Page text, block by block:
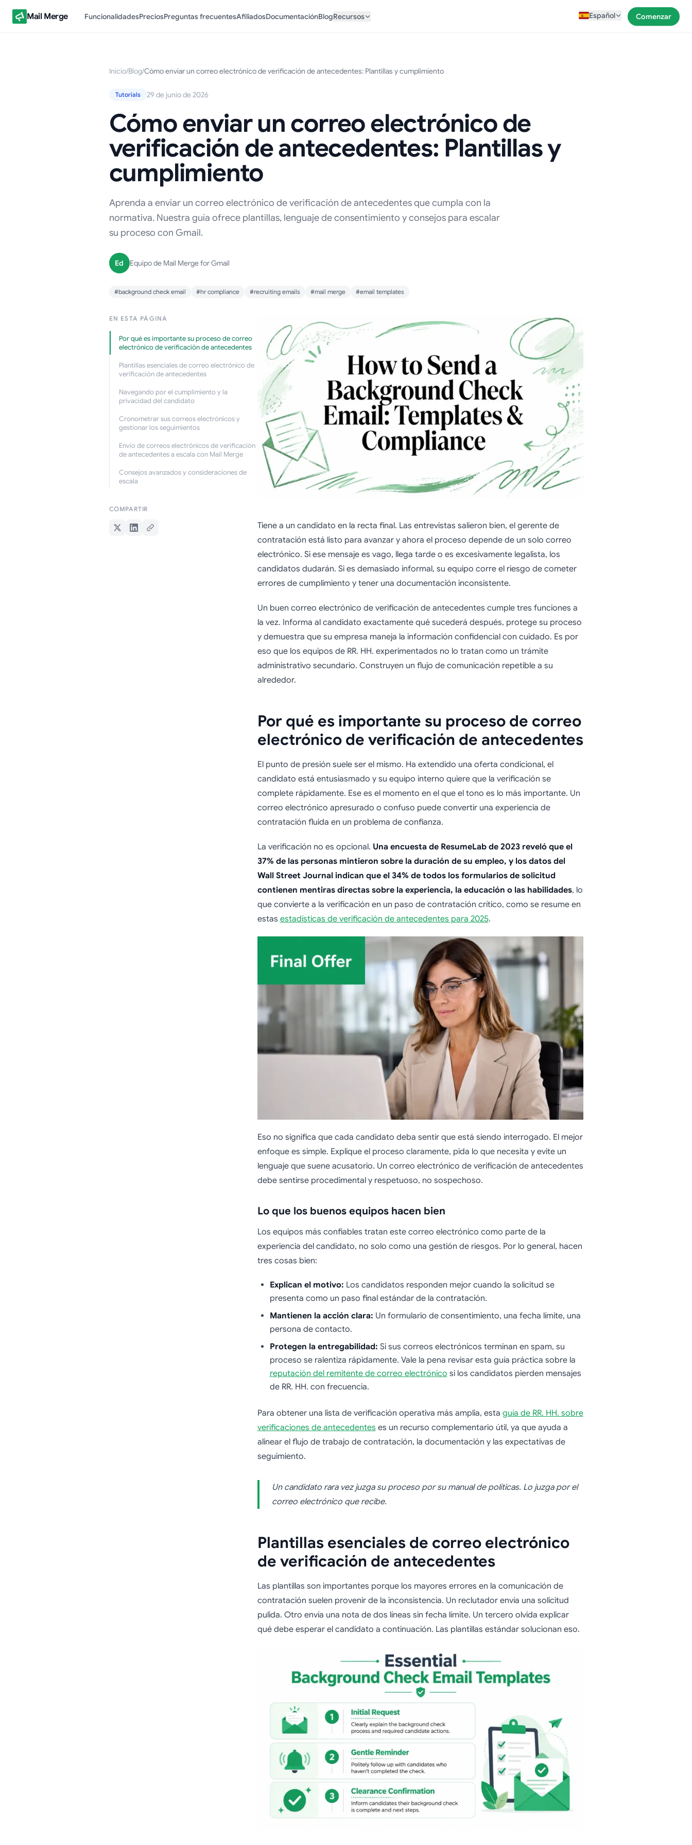
Mail Merge FuncionalidadesPreciosPreguntas frecuentesAfiliadosDocumentaciónBlogRecursos Español Comenzar
Inicio/Blog/Cómo enviar un correo electrónico de verificación de antecedentes: Plantillas y cumplimiento
Tutorials 29 de junio de 2026
Cómo enviar un correo electrónico de
verificación de antecedentes: Plantillas y
cumplimiento
Aprenda a enviar un correo electrónico de verificación de antecedentes que cumpla con la
normativa. Nuestra guía ofrece plantillas, lenguaje de consentimiento y consejos para escalar
su proceso con Gmail.
Ed Equipo de Mail Merge for Gmail
#background check email #hr compliance #recruiting emails #mail merge #email templates
EN ESTA PÁGINA
Por qué es importante su proceso de correo
electrónico de verificación de antecedentes
Plantillas esenciales de correo electrónico de
verificación de antecedentes
Navegando por el cumplimiento y la
privacidad del candidato
Cronometrar sus correos electrónicos y
gestionar los seguimientos
Envío de correos electrónicos de verificación
de antecedentes a escala con Mail Merge
Consejos avanzados y consideraciones de
escala
COMPARTIR
Tiene a un candidato en la recta final. Las entrevistas salieron bien, el gerente de
contratación está listo para avanzar y ahora el proceso depende de un solo correo
electrónico. Si ese mensaje es vago, llega tarde o es excesivamente legalista, los
candidatos dudarán. Si es demasiado informal, su equipo corre el riesgo de cometer
errores de cumplimiento y tener una documentación inconsistente.
Un buen correo electrónico de verificación de antecedentes cumple tres funciones a
la vez. Informa al candidato exactamente qué sucederá después, protege su proceso
y demuestra que su empresa maneja la información confidencial con cuidado. Es por
eso que los equipos de RR. HH. experimentados no lo tratan como un trámite
administrativo secundario. Construyen un flujo de comunicación repetible a su
alrededor.
Por qué es importante su proceso de correo
electrónico de verificación de antecedentes
El punto de presión suele ser el mismo. Ha extendido una oferta condicional, el
candidato está entusiasmado y su equipo interno quiere que la verificación se
complete rápidamente. Ese es el momento en el que el tono es lo más importante. Un
correo electrónico apresurado o confuso puede convertir una experiencia de
contratación fluida en un problema de confianza.
La verificación no es opcional. Una encuesta de ResumeLab de 2023 reveló que el
37% de las personas mintieron sobre la duración de su empleo, y los datos del
Wall Street Journal indican que el 34% de todos los formularios de solicitud
contienen mentiras directas sobre la experiencia, la educación o las habilidades, lo
que convierte a la verificación en un paso de contratación crítico, como se resume en
estas estadísticas de verificación de antecedentes para 2025.
Eso no significa que cada candidato deba sentir que está siendo interrogado. El mejor
enfoque es simple. Explique el proceso claramente, pida lo que necesita y evite un
lenguaje que suene acusatorio. Un correo electrónico de verificación de antecedentes
debe sentirse procedimental y respetuoso, no sospechoso.
Lo que los buenos equipos hacen bien
Los equipos más confiables tratan este correo electrónico como parte de la
experiencia del candidato, no solo como una gestión de riesgos. Por lo general, hacen
tres cosas bien:
Explican el motivo: Los candidatos responden mejor cuando la solicitud se
presenta como un paso final estándar de la contratación.
Mantienen la acción clara: Un formulario de consentimiento, una fecha límite, una
persona de contacto.
Protegen la entregabilidad: Si sus correos electrónicos terminan en spam, su
proceso se ralentiza rápidamente. Vale la pena revisar esta guía práctica sobre la
reputación del remitente de correo electrónico si los candidatos pierden mensajes
de RR. HH. con frecuencia.
Para obtener una lista de verificación operativa más amplia, esta guía de RR. HH. sobre
verificaciones de antecedentes es un recurso complementario útil, ya que ayuda a
alinear el flujo de trabajo de contratación, la documentación y las expectativas de
seguimiento.
Un candidato rara vez juzga su proceso por su manual de políticas. Lo juzga por el
correo electrónico que recibe.
Plantillas esenciales de correo electrónico
de verificación de antecedentes
Las plantillas son importantes porque los mayores errores en la comunicación de
contratación suelen provenir de la inconsistencia. Un reclutador envía una solicitud
pulida. Otro envía una nota de dos líneas sin fecha límite. Un tercero olvida explicar
qué debe esperar el candidato a continuación. Las plantillas estándar solucionan eso.